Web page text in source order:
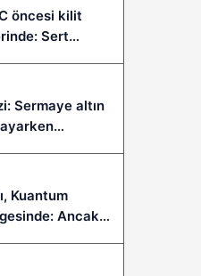
öncesi kilit
Sert
Sermaye altın
Kuantum
Ancak